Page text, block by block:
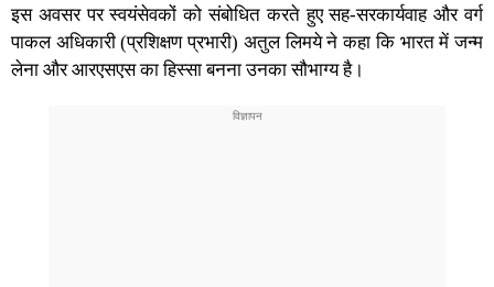
इस अवसर पर स्वयंसेवकों को संबोधित करते हुए सह-सरकार्यवाह और वर्ग
पाकल अधिकारी (प्रशिक्षण प्रभारी) अतुल लिमये ने कहा कि भारत में जन्म
लेना और आरएसएस का हिस्सा बनना उनका सौभाग्य है।